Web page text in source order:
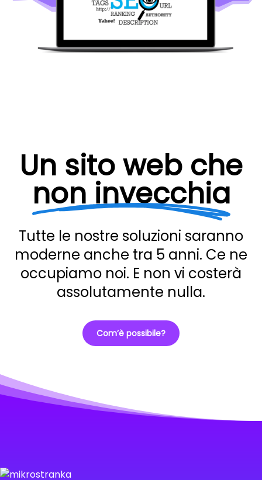
Un sito web che
non invecchia
Tutte le nostre soluzioni saranno
moderne anche tra 5 anni. Ce ne
occupiamo noi. E non vi costerà
assolutamente nulla.
Com’è possibile?